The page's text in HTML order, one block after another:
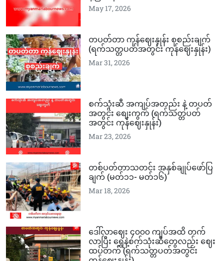
May 17, 2026
တပတ်တာ ကုန်ဈေးနှုန်း စုစည်းချက်
(ရက်သတ္တပတ်အတွင်း ကုန်ဈေးနှုန်း)
Mar 31, 2026
စက်သုံးဆီ အကျပ်အတည်း နဲ့ တပတ်
အတွင်း စျေးကွက် (ရက်သတ္တပတ်
အတွင်း ကုန်ဈေးနှုန်း)
Mar 23, 2026
တစ်ပတ်တာသတင်း အနှစ်ချုပ်ဖော်ပြ
ချက် (မတ်၁၁-‌‌ မတ်၁၆)
Mar 18, 2026
ဒေါ်လာဈေး ၄၀၀၀ ကျပ်အထိ တက်
လာပြီး ရွှေနဲ့စက်သုံးဆီတွေလည်း ဈေး
ထပ်တက် (ရက်သတ္တပတ်အတွင်း